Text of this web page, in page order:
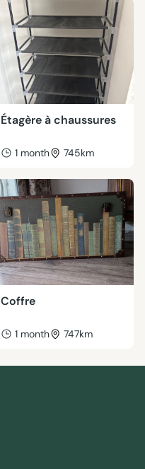
Étagère à chaussures
1 month 745km
Coffre
1 month 747km